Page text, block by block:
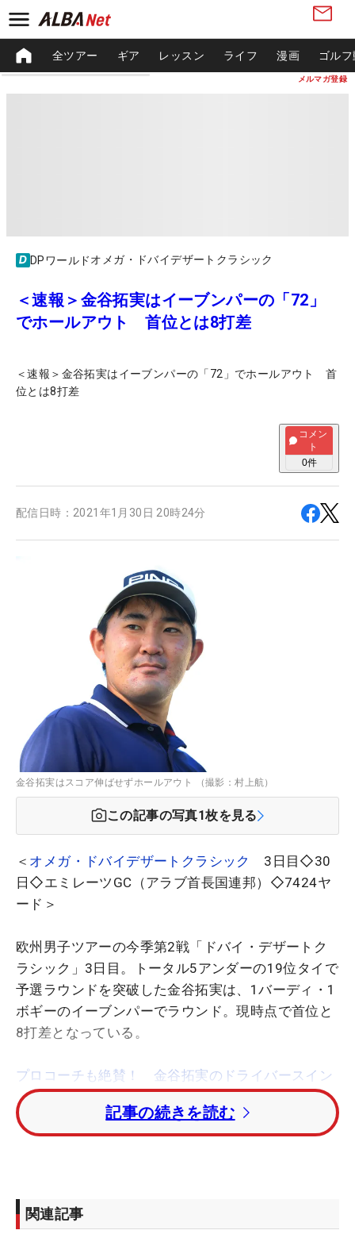
メルマガ登録
全ツアー ギア レッスン ライフ 漫画 ゴル
DPワールドオメガ・ドバイデザートクラシック
＜速報＞金谷拓実はイーブンパーの「72」
でホールアウト 首位とは8打差
＜速報＞金谷拓実はイーブンパーの「72」でホールアウト 首
位とは8打差
コメン
ト
0件
配信日時： 2021年1月30日 20時24分
金谷拓実はスコア伸ばせずホールアウト （撮影：村上航）
この記事の写真1枚を見る
＜ オメガ・ドバイデザートクラシック
3日目◇30
日◇エミレーツGC（アラブ首長国連邦）◇7424ヤ
ード＞
欧州男子ツアーの今季第2戦「ドバイ・デザートク
ラシック」3日目。トータル5アンダーの19位タイで
予選ラウンドを突破した金谷拓実は、1バーディ・1
ボギーのイーブンパーでラウンド。現時点で首位と
8打差となっている。
プロコーチも絶賛！ 金谷拓実のドライバースイン
グを解説【連続写真】
14ホール連続パーを並べた15番でこの日初バーディ
首位にはトータル13アンダーでブランドン・ストー
記事の続きを読む
関連記事